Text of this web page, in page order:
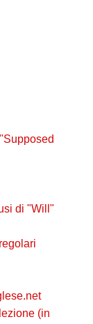
di "Will"
(in